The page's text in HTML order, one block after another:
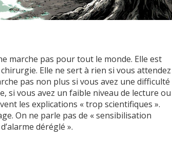
marche pas pour tout le monde. Elle est
Elle ne sert à rien si vous attendez
pas non plus si vous avez une difficulté
si vous avez un faible niveau de lecture ou
les explications « trop scientifiques ».
On ne parle pas de « sensibilisation
déréglé ».